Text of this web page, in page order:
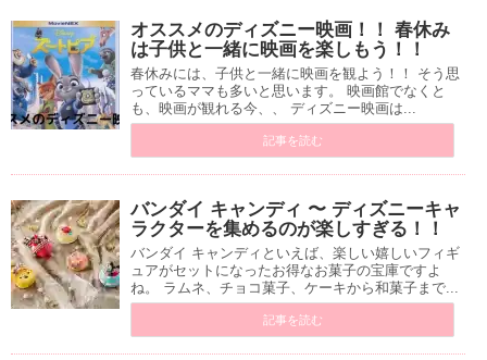
オススメのディズニー映画！！ 春休み
は子供と一緒に映画を楽しもう！！
春休みには、子供と一緒に映画を観よう！！ そう思
っているママも多いと思います。 映画館でなくと
も、映画が観れる今、、 ディズニー映画は...
記事を読む
バンダイ キャンディ 〜 ディズニーキャ
ラクターを集めるのが楽しすぎる！！
バンダイ キャンディといえば、楽しい嬉しいフィギ
ュアがセットになったお得なお菓子の宝庫ですよ
ね。 ラムネ、チョコ菓子、ケーキから和菓子まで...
記事を読む